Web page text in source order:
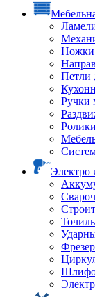
Ножки
Петли
Ручки
Электро